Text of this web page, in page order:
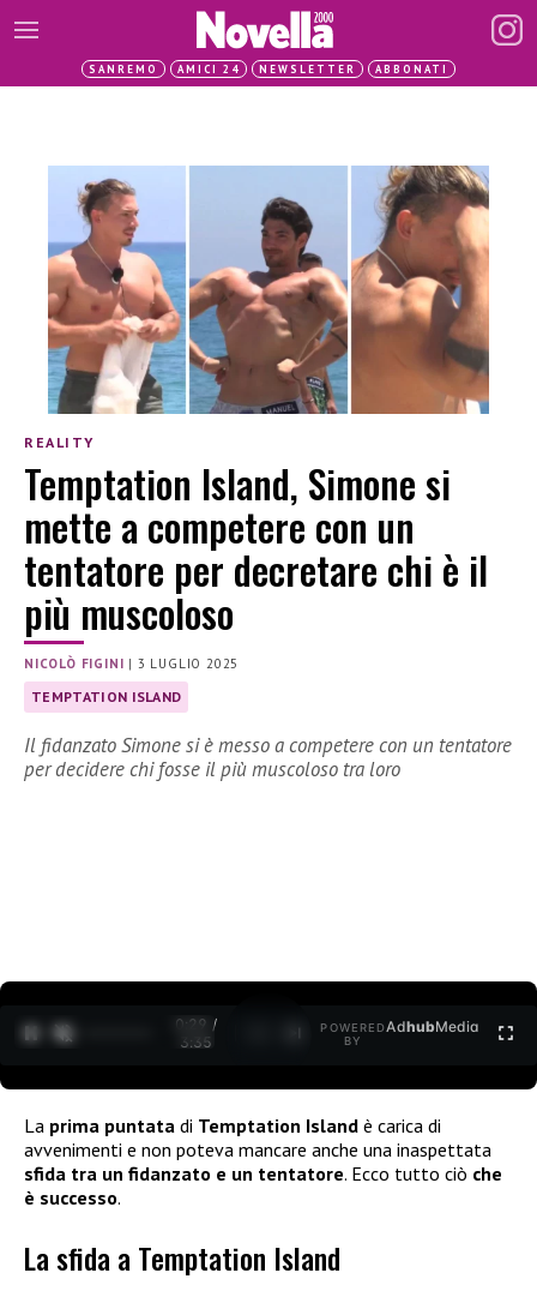
SANREMO AMICI 24 NEWSLETTER ABBONATI
REALITY
Temptation Island, Simone si
mette a competere con un
tentatore per decretare chi è il
più muscoloso
NICOLÒ FIGINI | 3 LUGLIO 2025
TEMPTATION ISLAND
Il fidanzato Simone si è messo a competere con un tentatore
per decidere chi fosse il più muscoloso tra loro
0:30 /
3:35
POWERED
BY
AdhubMedia
La prima puntata di Temptation Island è carica di
avvenimenti e non poteva mancare anche una inaspettata
sfida tra un fidanzato e un tentatore. Ecco tutto ciò che
è successo.
La sfida a Temptation Island